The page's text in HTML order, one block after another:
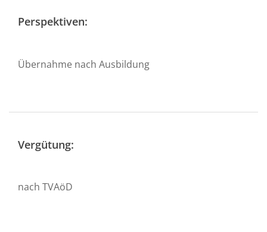
Perspektiven:
Übernahme nach Ausbildung
Vergütung:
nach TVAöD